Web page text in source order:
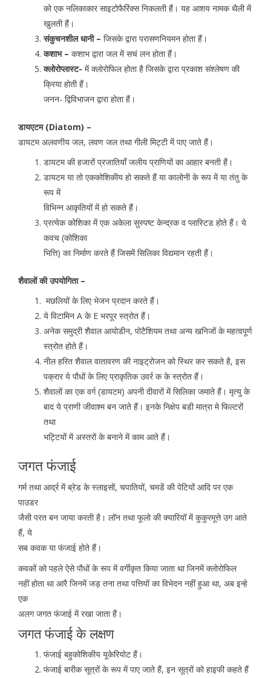
को एक नलिकाकार साइटोफैरिंक्स निकलती हैं। यह आशय नामक थैली में
खुलती हैं।
संकुचनशील धानी – जिसके द्वारा परासणनियमन होता हैं।
कशाभ – कशाभ द्वारा जल में सचं लन होता हैं।
क्लोरोप्लास्ट- में क्लोरोफिल होता है जिसके द्वारा प्रकाश संश्लेषण की
क्रिया होती हैं।
जनन- द्विविभाजन द्वारा होता हैं।
डायएटम (Diatom) –
डायटम अलवणीय जल, लवण जल तथा गीली मिट्टी में पाए जाते हैं।
डायटम की हजारों प्रजातियाँ जलीय प्राणियों का आहार बनती हैं।
डायटम या तो एककोशिकीय हो सकते हैं या कालोनी के रूप में या तंतु के
रूप में
विभिन्न आकृतियों में हो सकते हैं।
प्रत्येक कोशिका में एक अकेला सुस्पष्ट केन्द्रक व प्लास्टिड होते हैं। ये
कवच (कोशिका
भित्ति) का निर्माण करते हैं जिसमें सिलिका विद्यमान रहती हैं।
शैवालों की उपयोगिता –
मछलियों के लिए भेजन प्रदान करते हैं।
ये विटामिन A के E भरपूर स्त्रोत हैं।
अनेक समुद्री शैवाल आयोडीन, पोटैशियम तथा अन्य खनिजों के महत्वपूर्ण
स्त्रोत होते हैं।
नील हरित शैवाल वातावरण की नाइट्रोजन को स्थिर कर सकते है, इस
पक्रार ये पौधों के लिए प्राकृतिक उवर्र क के स्त्रोत हैं।
शैवालों का एक वर्ग (डायटम) अपनी दीवारों में सिलिका जमाते हैं। मृत्यु के
बाद ये प्राणी जीवाश्म बन जाते हैं। इनके निक्षेप बडी मात्रा मे फिल्टरों
तथा
भट्टियों में अस्तरों के बनाने में काम आते हैं।
जगत फंजाई
गर्म तथा आर्द्र में ब्रेड के स्लाइसों, चपातियों, चमडें की पेटियों आदि पर एक
पाउडर
जैसी परत बन जाया करती है। लॉन तथा फूलो की क्यारियॉ में कुकुरमूत्ते उग आते
हैं, ये
सब कवक या फंजाई होते हैं।
कवकों को पहले ऐसे पौधों के रूप में वर्गीकृत किया जाता था जिनमें क्लोरोफिल
नहीं होता था आरै जिनमें जड़ तना तथा पत्तियों का विभेदन नहीं हुआ था, अब इन्हे
एक
अलग जगत फंजाई में रखा जाता हैं।
जगत फंजाई के लक्षण
फंजाई बहुकोशिकीय यूकेरियोट हैं।
फंजाई बारीक सूत्रों के रूप में पाए जाते हैं, इन सूत्रों को हाइफी कहते हैं